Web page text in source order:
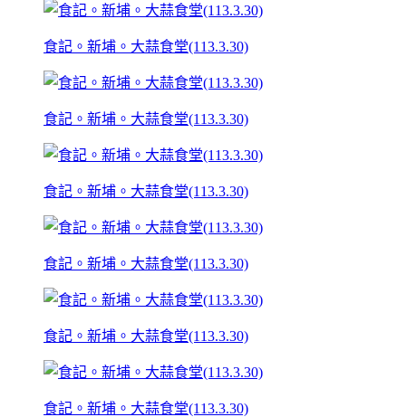
食記。新埔。大蒜食堂(113.3.30)
食記。新埔。大蒜食堂(113.3.30)
食記。新埔。大蒜食堂(113.3.30)
食記。新埔。大蒜食堂(113.3.30)
食記。新埔。大蒜食堂(113.3.30)
食記。新埔。大蒜食堂(113.3.30)